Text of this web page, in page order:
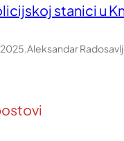
stanici u
.Aleksandar